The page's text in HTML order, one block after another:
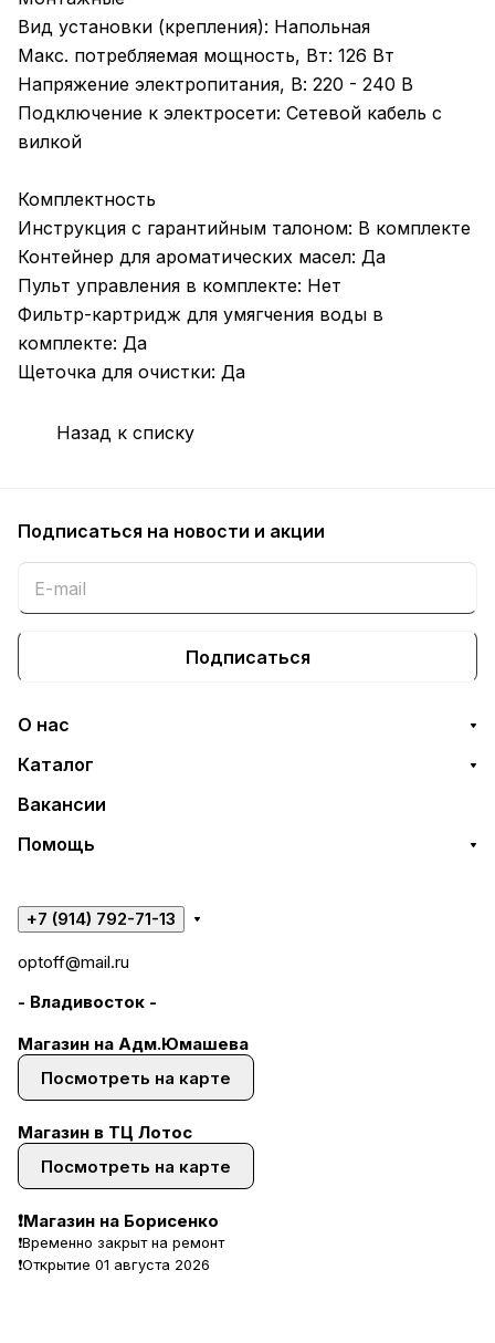
Вид установки (крепления): Напольная
Макс. потребляемая мощность, Вт: 126 Вт
Напряжение электропитания, В: 220 - 240 В
Подключение к электросети: Сетевой кабель с
вилкой
Комплектность
Инструкция с гарантийным талоном: В комплекте
Контейнер для ароматических масел: Да
Пульт управления в комплекте: Нет
Фильтр-картридж для умягчения воды в
комплекте: Да
Щеточка для очистки: Да
Назад к списку
Подписаться на новости и акции
Подписаться
О нас
Каталог
Вакансии
Помощь
+7 (914) 792-71-13
optoff@mail.ru
- Владивосток -
Магазин на Адм.Юмашева
Посмотреть на карте
Магазин в ТЦ Лотос
Посмотреть на карте
❗Магазин на Борисенко
❗Временно закрыт на ремонт
❗Открытие 01 августа 2026